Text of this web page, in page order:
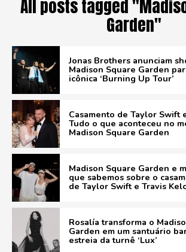
All posts tagged
Garden"
Jonas Brothers anunciam
Madison Square Garden
icônica ‘Burning Up Tour’
Casamento de Taylor Swift
Tudo o que aconteceu no
Madison Square Garden
Madison Square Garden e
que sabemos sobre o
de Taylor Swift e Travis
Rosalía transforma o
Garden em um santuário
estreia da turnê ‘Lux’